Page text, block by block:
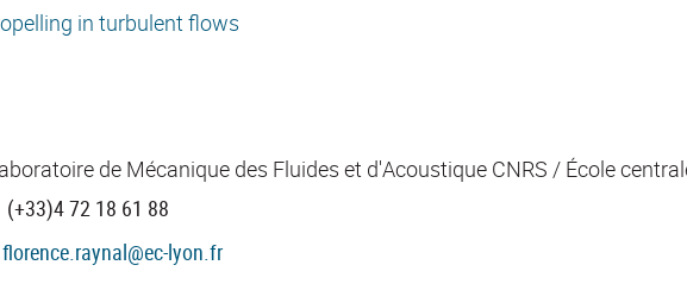
in turbulent flows
de Mécanique des Fluides et d'Acoustique CNRS / École
(+33)4 72 18 61 88
florence.raynal@ec-lyon.fr